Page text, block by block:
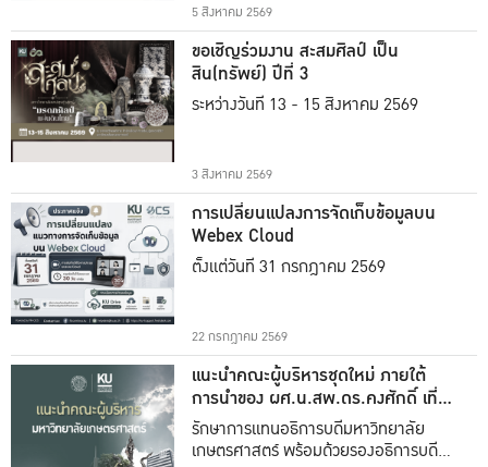
5 สิงหาคม 2569
ขอเชิญร่วมงาน สะสมศิลป์ เป็น
สิน(ทรัพย์) ปีที่ 3
ระหว่างวันที่ 13 - 15 สิงหาคม 2569
3 สิงหาคม 2569
การเปลี่ยนแปลงการจัดเก็บข้อมูลบน
Webex Cloud
ตั้งแต่วันที่ 31 กรกฎาคม 2569
22 กรกฎาคม 2569
แนะนำคณะผู้บริหารชุดใหม่ ภายใต้
การนำของ ผศ.น.สพ.ดร.คงศักดิ์ เที่ยง
ธรรม
รักษาการแทนอธิการบดีมหาวิทยาลัย
เกษตรศาสตร์ พร้อมด้วยรองอธิการบดีทั้ง